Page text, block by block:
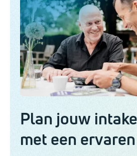
Plan jouw
met een